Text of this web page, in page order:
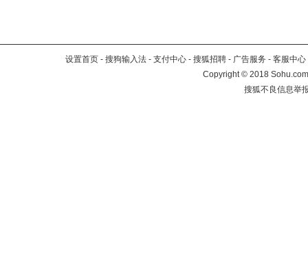
设置首页 - 搜狗输入法 - 支付中心 - 搜狐招聘 - 广告服务 - 客服中心
Copyright©2018
搜狐不良信息举